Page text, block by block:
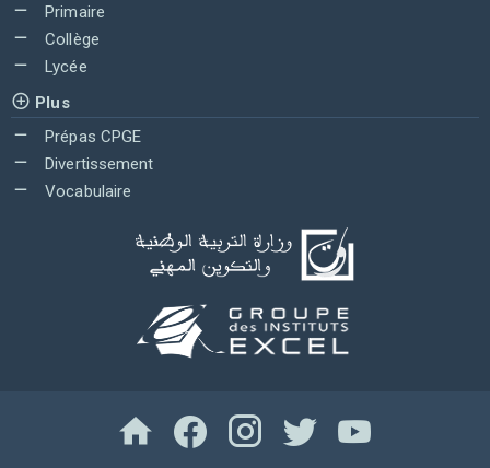
Primaire
Collège
Lycée
Plus
Prépas CPGE
Divertissement
Vocabulaire